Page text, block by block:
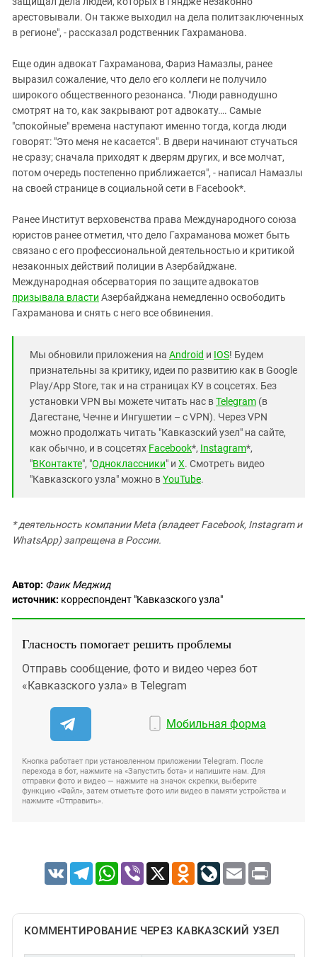
арестовывали. Он также выходил на дела политзаключенных
в регионе", - рассказал родственник Гахраманова.
Еще один адвокат Гахраманова, Фариз Намазлы, ранее
выразил сожаление, что дело его коллеги не получило
широкого общественного резонанса. "Люди равнодушно
смотрят на то, как закрывают рот адвокату…. Самые
"спокойные" времена наступают именно тогда, когда люди
говорят: "Это меня не касается". В двери начинают стучаться
не сразу; сначала приходят к дверям других, и все молчат,
потом очередь постепенно приближается", - написал Намазлы
на своей странице в социальной сети в Facebook*.
Ранее Институт верховенства права Международного союза
юристов ранее отметил, что дело Гахраманова может быть
связано с его профессиональной деятельностью и критикой
незаконных действий полиции в Азербайджане.
Международная обсерватория по защите адвокатов
призывала власти Азербайджана немедленно освободить
Гахраманова и снять с него все обвинения.
Мы обновили приложения на Android и IOS! Будем
признательны за критику, идеи по развитию как в Google
Play/App Store, так и на страницах КУ в соцсетях. Без
установки VPN вы можете читать нас вTelegram (в
Дагестане, Чечне и Ингушетии – с VPN). Через VPN
можно продолжать читать "Кавказский узел" на сайте,
как обычно, и в соцсетях Facebook*, Instagram*,
"ВКонтакте", "Одноклассники" и X. Смотреть видео
"Кавказского узла" можно вYouTube.
* деятельность компании Meta (владеет Facebook, Instagram и
WhatsApp) запрещена в России.
Автор: Фаик Меджид
источник: корреспондент "Кавказского узла"
Гласность помогает решить проблемы
Отправь сообщение, фото и видео через бот
«Кавказского узла» в Telegram
Мобильная форма
Кнопка работает при установленном приложении Telegram. После
перехода в бот, нажмите на «Запустить бота» и напишите нам. Для
отправки фото и видео — нажмите на значок скрепки, выберите
функцию «Файл», затем отметьте фото или видео в памяти устройства и
нажмите «Отправить».
VK TelegramWhatsApp
Viber X Odnoklassniki
LiveJournal
Email Print
КОММЕНТИРОВАНИЕ ЧЕРЕЗ КАВКАЗСКИЙ УЗЕЛ